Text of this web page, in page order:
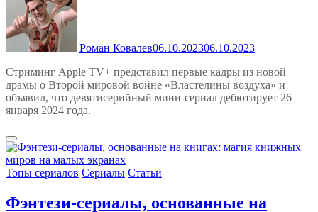
Роман Ковалев06.10.202306.10.2023
Стриминг Apple TV+ представил первые кадры из новой
драмы о Второй мировой войне «Властелины воздуха» и
объявил, что девятисерийный мини-сериал дебютирует 26
января 2024 года.
Топы сериалов Сериалы Статьи
Фэнтези-сериалы, основанные на